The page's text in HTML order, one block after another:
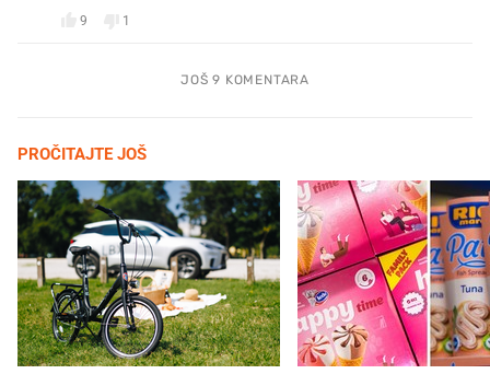
9 1
JOŠ 9 KOMENTARA
PROČITAJTE JOŠ